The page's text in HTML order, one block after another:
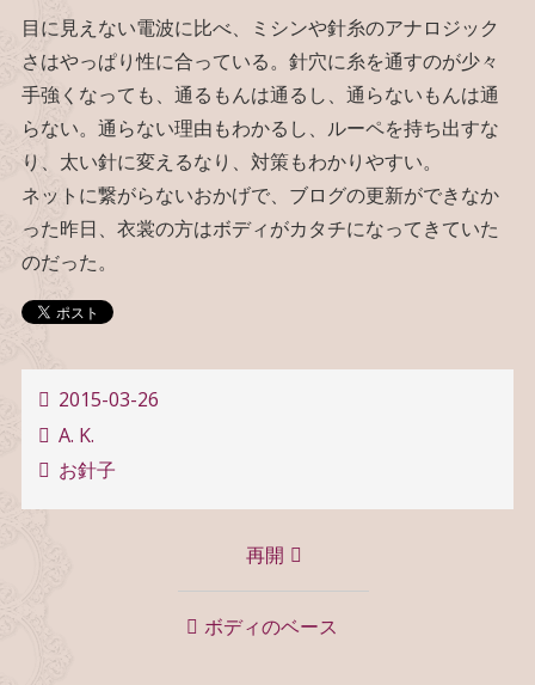
目に見えない電波に比べ、ミシンや針糸のアナロジック
さはやっぱり性に合っている。針穴に糸を通すのが少々
手強くなっても、通るもんは通るし、通らないもんは通
らない。通らない理由もわかるし、ルーペを持ち出すな
り、太い針に変えるなり、対策もわかりやすい。
ネットに繋がらないおかげで、ブログの更新ができなか
った昨日、衣裳の方はボディがカタチになってきていた
のだった。
2015-03-26
A. K.
お針子
再開
ボディのベース